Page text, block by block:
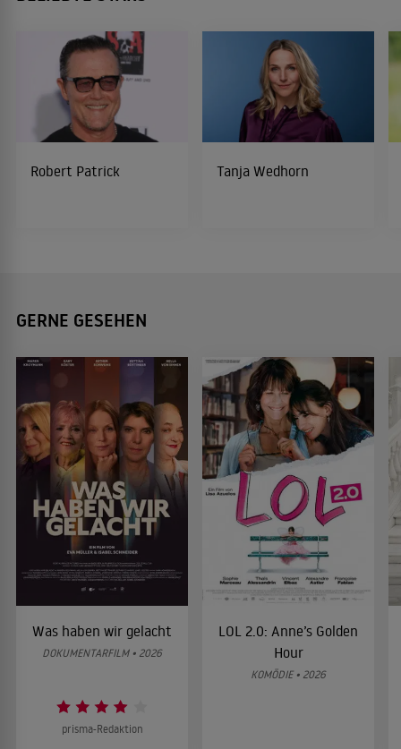
Robert Patrick Tanja Wedhorn
GERNE GESEHEN
Was haben wir gelacht
DOKUMENTARFILM • 2026
prisma-Redaktion
LOL 2.0: Anne’s Golden
Hour
KOMÖDIE • 2026